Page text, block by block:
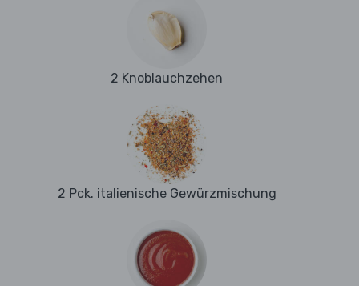
2 Knoblauchzehen
2 Pck. italienische Gewürzmischung